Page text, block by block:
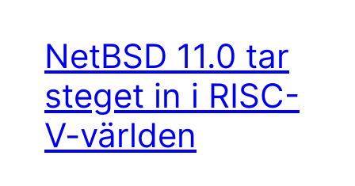
NetBSD 11.0 tar
steget in i RISC-
V-världen